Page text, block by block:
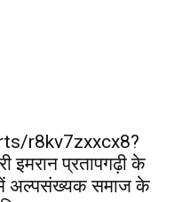
r8kv7zxxcx8?
प्रतापगढ़ी के
अल्पसंख्यक समाज के